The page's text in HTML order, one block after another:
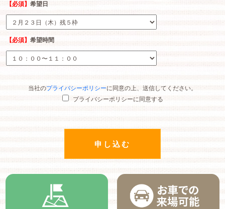
【必須】 希望日
【必須】 希望時間
当社のプライバシーポリシーに同意の上、送信してください。
プライバシーポリシーに同意する